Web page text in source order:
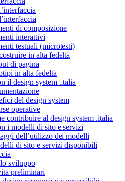
di composizione
interattivi
testuali (microtesti)
in alta fedeltà
di pagina
in alta fedeltà
il design system .italia
del design system
operative
contribuire al design system .italia
i modelli di sito e servizi
dell’utilizzo dei modelli
di sito e servizi disponibili
sviluppo
preliminari